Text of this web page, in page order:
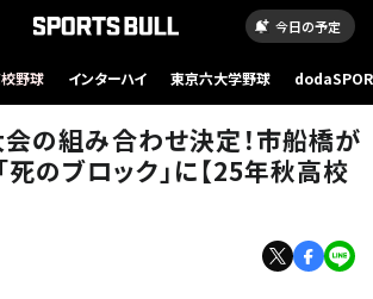
今日の予定
野球 インターハイ 東京六大学野球
ン
の組み合わせ決定！市船橋が
死のブロック」に【25年秋高校